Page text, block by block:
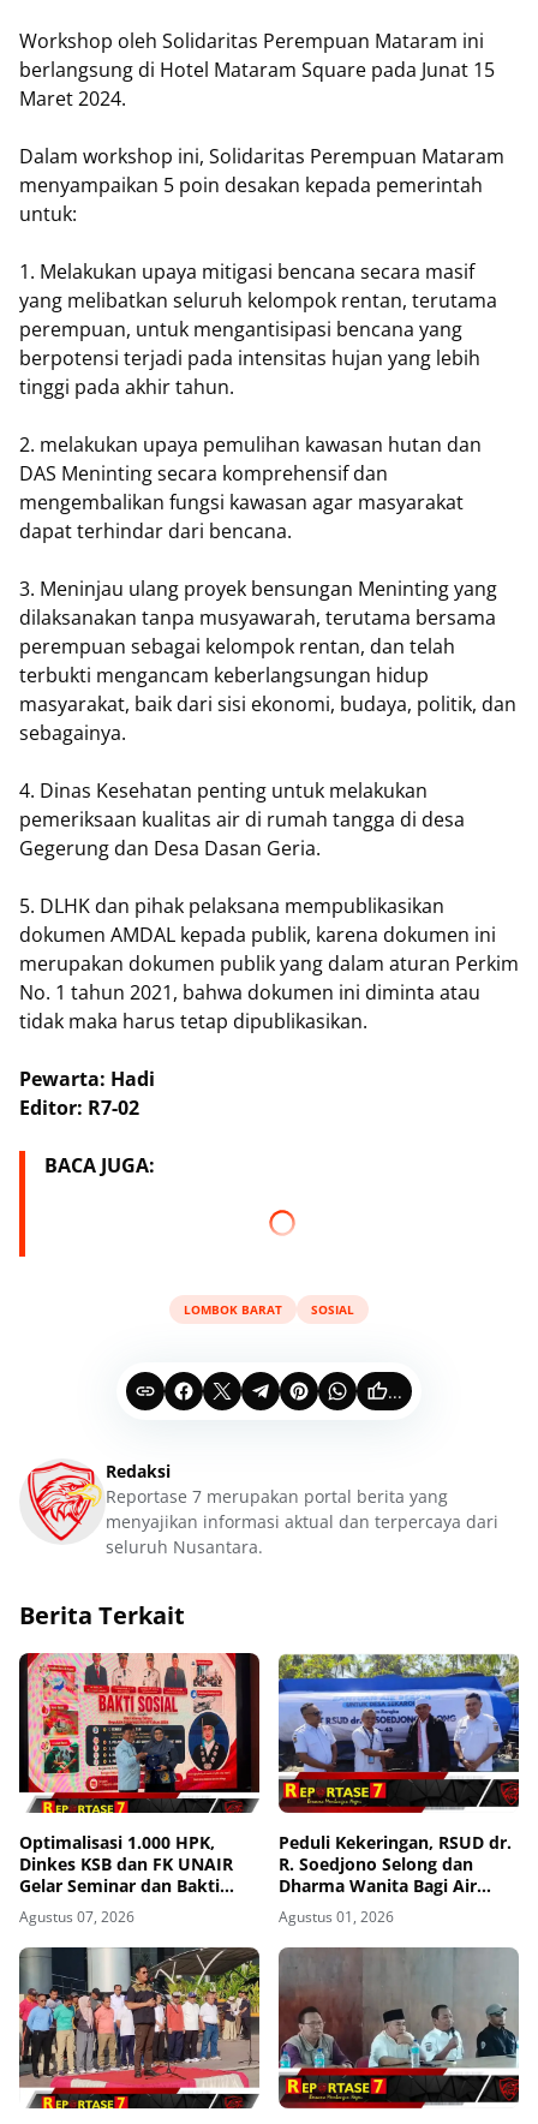
Workshop oleh Solidaritas Perempuan Mataram ini
berlangsung di Hotel Mataram Square pada Junat 15
Maret 2024.
Dalam workshop ini, Solidaritas Perempuan Mataram
menyampaikan 5 poin desakan kepada pemerintah
untuk:
1. Melakukan upaya mitigasi bencana secara masif
yang melibatkan seluruh kelompok rentan, terutama
perempuan, untuk mengantisipasi bencana yang
berpotensi terjadi pada intensitas hujan yang lebih
tinggi pada akhir tahun.
2. melakukan upaya pemulihan kawasan hutan dan
DAS Meninting secara komprehensif dan
mengembalikan fungsi kawasan agar masyarakat
dapat terhindar dari bencana.
3. Meninjau ulang proyek bensungan Meninting yang
dilaksanakan tanpa musyawarah, terutama bersama
perempuan sebagai kelompok rentan, dan telah
terbukti mengancam keberlangsungan hidup
masyarakat, baik dari sisi ekonomi, budaya, politik, dan
sebagainya.
4. Dinas Kesehatan penting untuk melakukan
pemeriksaan kualitas air di rumah tangga di desa
Gegerung dan Desa Dasan Geria.
5. DLHK dan pihak pelaksana mempublikasikan
dokumen AMDAL kepada publik, karena dokumen ini
merupakan dokumen publik yang dalam aturan Perkim
No. 1 tahun 2021, bahwa dokumen ini diminta atau
tidak maka harus tetap dipublikasikan.
Pewarta: Hadi
Editor: R7-02
BACA JUGA:
LOMBOK BARAT SOSIAL
...
Redaksi
Reportase 7 merupakan portal berita yang
menyajikan informasi aktual dan terpercaya dari
seluruh Nusantara.
Berita Terkait
Optimalisasi 1.000 HPK,
Dinkes KSB dan FK UNAIR
Gelar Seminar dan Bakti
Sosial
Agustus 07, 2026
Peduli Kekeringan, RSUD dr.
R. Soedjono Selong dan
Dharma Wanita Bagi Air
Bersih di Sekaroh
Agustus 01, 2026